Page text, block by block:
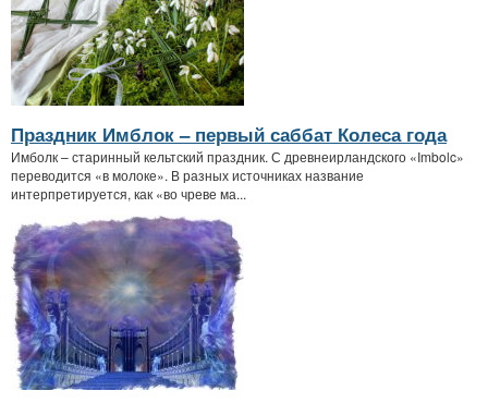
Праздник Имблок – первый саббат Колеса года
Имболк – старинный кельтский праздник. С древнеирландского «Imbolc»
переводится «в молоке». В разных источниках название
интерпретируется, как «во чреве ма...